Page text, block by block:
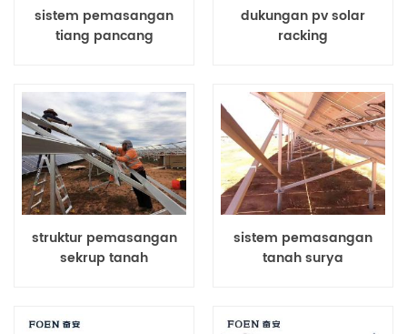
sistem pemasangan
tiang pancang
dukungan pv solar
racking
struktur pemasangan
sekrup tanah
sistem pemasangan
tanah surya